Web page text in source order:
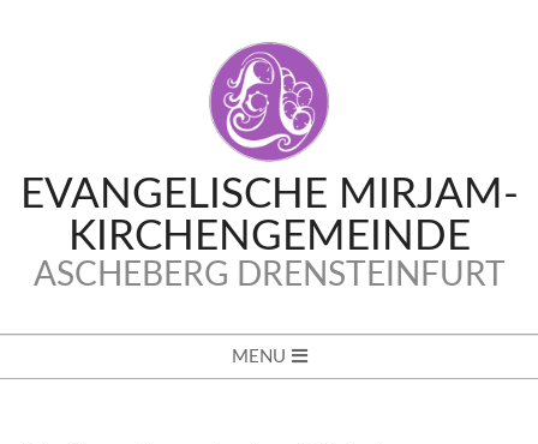
EVANGELISCHE MIRJAM-
KIRCHENGEMEINDE
ASCHEBERG DRENSTEINFURT
Navigation
MENU